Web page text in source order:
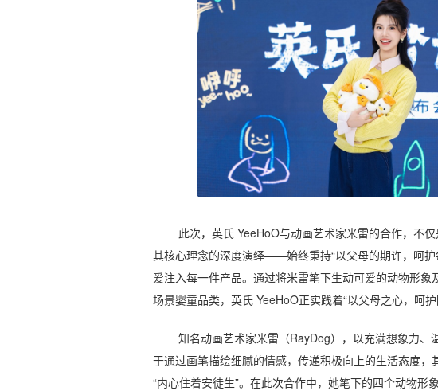
此次，英氏 YeeHoO与动画艺术家米雷的合作，不
其核心理念的深度演绎——始终秉持“以父母的期许，呵护
爱注入每一件产品。通过将米雷笔下生动可爱的动物形
场景婴童品类，英氏 YeeHoO正实践着“以父母之心，呵护
知名动画艺术家米雷（RayDog），以充满想象力
于通过画笔描绘细腻的情感，传递积极向上的生活态度
“内心住着安徒生”。在此次合作中，她笔下的四个动物